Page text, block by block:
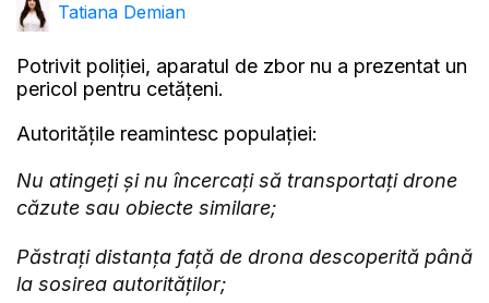
Tatiana Demian
Potrivit poliției, aparatul de zbor nu a prezentat un
pericol pentru cetățeni.
Autoritățile reamintesc populației:
Nu atingeți și nu încercați să transportați drone
căzute sau obiecte similare;
Păstrați distanța față de drona descoperită până
la sosirea autorităților;